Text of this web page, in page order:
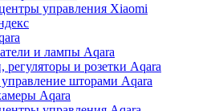
управления Xiaomi
и лампы Aqara
регуляторы и розетки Aqara
шторами Aqara
Aqara